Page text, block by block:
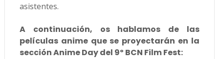
asistentes.
A continuación, os hablamos de las
películas anime que se proyectarán en la
sección Anime Day del 9º BCN Film Fest: